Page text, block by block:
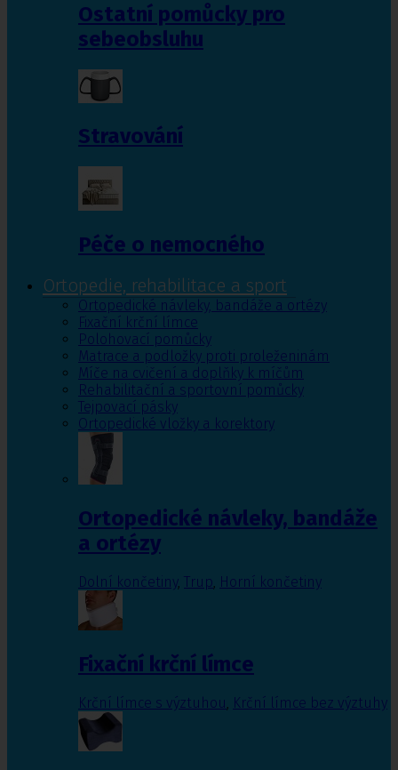
Ostatní pomůcky pro
sebeobsluhu
Stravování
Péče o nemocného
Ortopedie, rehabilitace a sport
Ortopedické návleky, bandáže a ortézy
Fixační krční límce
Polohovací pomůcky
Matrace a podložky proti proleženinám
Míče na cvičení a doplňky k míčům
Rehabilitační a sportovní pomůcky
Tejpovací pásky
Ortopedické vložky a korektory
Ortopedické návleky, bandáže
a ortézy
Dolní končetiny, Trup, Horní končetiny
Fixační krční límce
Krční límce s výztuhou Krční límce bez výztuhy